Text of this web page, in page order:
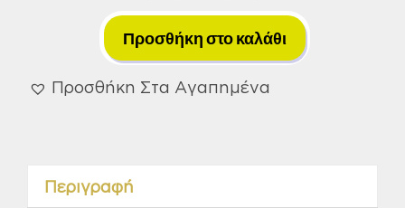
Επαναφορτιζόμενα
10
Εξαρτ.
Krausmann
Προσθήκη στο καλάθι
Προσθήκη Στα Αγαπημένα
Περιγραφή